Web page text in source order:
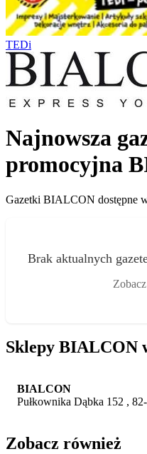
TEDi
Najnowsza
promocyjna
Gazetki BIALCON dostępne
Brak aktualnych
Sklepy BIALCON
BIALCON
Pułkownika Dąbka 152 ,
Zobacz również